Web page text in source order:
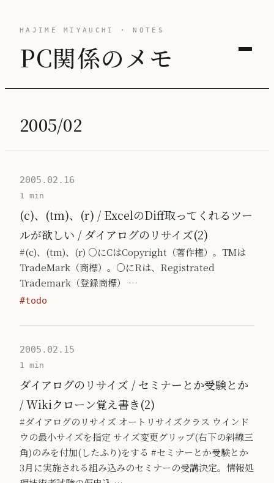
HAJIME MIYAUCHI · NOTES
PC関係のメモ
2005/02
2005.02.16
1 min
(c)、(tm)、(r) / ExcelのDiff取ってくれるツー
ルが欲しい / ダイアログのリサイズ(2)
#(c)、(tm)、(r) ○にCはCopyright（著作権）。TMは
TradeMark（商標）。○にRは、Registrated
Trademark（登録商標） …
#todo
2005.02.15
1 min
ダイアログのリサイズ / セミナーとか受験とか
/ Wikiクローン覚え書き(2)
#ダイアログのリサイズ オートリサイズクラス ウインド
ウの最小サイズを指定 サイズ変更グリップ(右下の斜線三
角)のみを付加(したふり)をする #セミナーとか受験とか
3月に実施される組み込みのセミナーの受講決定。情報処